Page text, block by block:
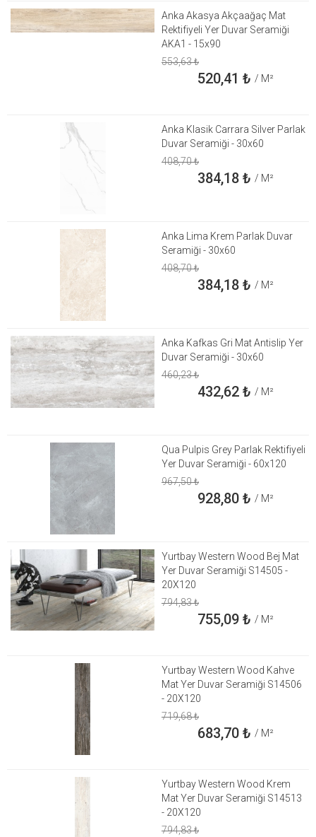
Anka Akasya Akçaağaç Mat
Rektifiyeli Yer Duvar Seramiği
AKA1 - 15x90
553,63₺
520,41 ₺ / M²
Anka Klasik Carrara Silver Parlak
Duvar Seramiği - 30x60
408,70₺
384,18₺ / M²
Anka Lima Krem Parlak Duvar
Seramiği - 30x60
408,70₺
384,18₺ / M²
Anka Kafkas Gri Mat Antislip Yer
Duvar Seramiği - 30x60
460,23₺
432,62₺ / M²
Qua Pulpis Grey Parlak Rektifiyeli
Yer Duvar Seramiği - 60x120
967,50₺
928,80₺ / M²
Yurtbay Western Wood Bej Mat
Yer Duvar Seramiği S14505 -
20X120
794,83₺
755,09₺ / M²
Yurtbay Western Wood Kahve
Mat Yer Duvar Seramiği S14506
- 20X120
719,68₺
683,70₺ / M²
Yurtbay Western Wood Krem
Mat Yer Duvar Seramiği S14513
- 20X120
794,83₺